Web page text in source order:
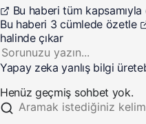
Bu haberi tüm
Bu haberi 3 cümlede özetle
halinde çıkar
Yapay zeka yanlış bilgi
Henüz geçmiş sohbet yok.